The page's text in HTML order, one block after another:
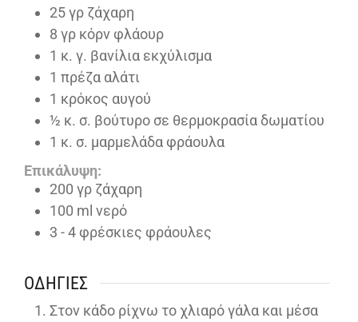
25γρ ζάχαρη
8 γρ κόρν φλάουρ
1 κ. γ. βανίλια εκχύλισμα
1 πρέζα αλάτι
1 κρόκος αυγού
½ κ. σ. βούτυρο σε θερμοκρασία δωματίου
1 κ. σ. μαρμελάδα φράουλα
Επικάλυψη:
200 γρ ζάχαρη
100 ml νερό
3 - 4φρέσκιες φράουλες
ΟΔΗΓΊΕΣ
Στον κάδο ρίχνω το χλιαρό γάλα και μέσα